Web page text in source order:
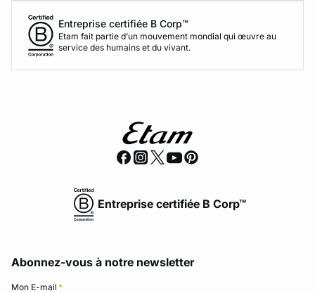
Entreprise certifiée B Corp™
Etam fait partie d’un mouvement mondial qui œuvre au
service des humains et du vivant.
Entreprise certifiée B Corp™
Abonnez-vous à notre newsletter
Mon E-mail *